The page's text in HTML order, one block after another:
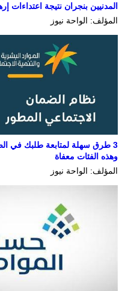
المدنيين بنجران نتيجة اعتداءات
المؤلف: الواحة نيوز
3 طرق سهلة لمتابعة طلبك في
وهذه الفئات معفاة
المؤلف: الواحة نيوز